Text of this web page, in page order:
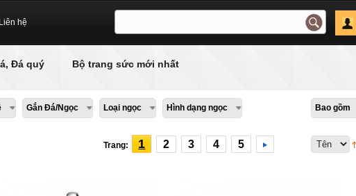
Liên hệ
Đá quý Bộ trang sức mới nhất
Gắn Đá/Ngọc Loại ngọc Hình dạng ngọc Bao gồm
Trang: 1 2 3 4 5